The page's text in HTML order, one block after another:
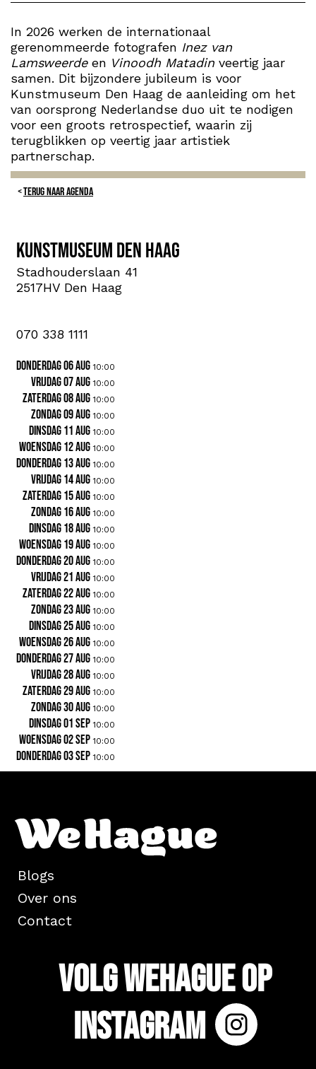
In 2026 werken de internationaal
gerenommeerde fotografen Inez van
Lamsweerdeen Vinoodh Matadin veertig jaar
samen. Dit bijzondere jubileum is voor
Kunstmuseum Den Haag de aanleiding om het
van oorsprong Nederlandse duo uit te nodigen
voor een groots retrospectief, waarin zij
terugblikken op veertig jaar artistiek
partnerschap.
TERUG NAAR AGENDA
Kunstmuseum Den Haag
Stadhouderslaan 41
2517HV Den Haag
070 338 1111
donderdag 06 aug 10:00
vrijdag 07 aug 10:00
zaterdag 08 aug 10:00
zondag 09 aug 10:00
dinsdag 11 aug 10:00
woensdag 12 aug 10:00
donderdag 13 aug 10:00
vrijdag 14 aug 10:00
zaterdag 15 aug 10:00
zondag 16 aug 10:00
dinsdag 18 aug 10:00
woensdag 19 aug 10:00
donderdag 20 aug 10:00
vrijdag 21 aug 10:00
zaterdag 22 aug 10:00
zondag 23 aug 10:00
dinsdag 25 aug 10:00
woensdag 26 aug 10:00
donderdag 27 aug 10:00
vrijdag 28 aug 10:00
zaterdag 29 aug 10:00
zondag 30 aug 10:00
dinsdag 01 sep 10:00
woensdag 02 sep 10:00
donderdag 03 sep 10:00
Blogs
Over ons
Contact
Volg WeHague op
Instagram